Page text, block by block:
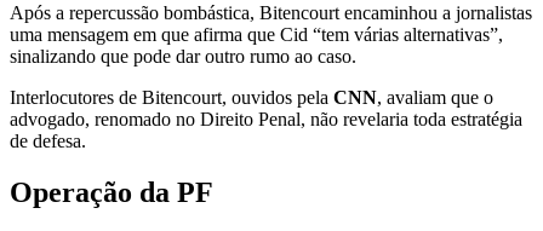
Após a repercussão bombástica, Bitencourt encaminhou a jornalistas
uma mensagem em que afirma que Cid “tem várias alternativas”,
sinalizando que pode dar outro rumo ao caso.
Interlocutores de Bitencourt, ouvidos pela CNN, avaliam que o
advogado, renomado no Direito Penal, não revelaria toda estratégia
de defesa.
Operação da PF